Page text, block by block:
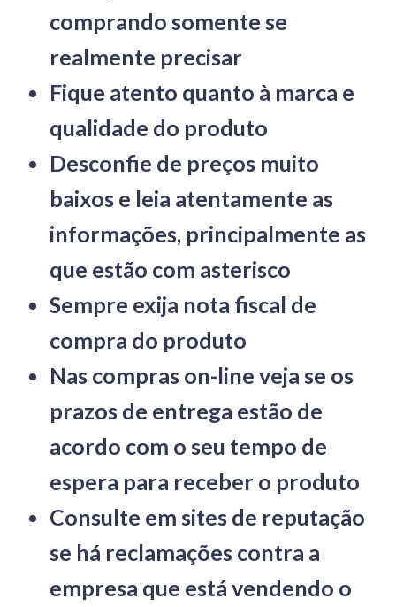
comprando somente se
realmente precisar
Fique atento quanto à marca e
qualidade do produto
Desconfie de preços muito
baixos e leia atentamente as
informações, principalmente as
que estão com asterisco
Sempre exija nota fiscal de
compra do produto
Nas compras on-line veja se os
prazos de entrega estão de
acordo com o seu tempo de
espera para receber o produto
Consulte em sites de reputação
se há reclamações contra a
empresa que está vendendo o